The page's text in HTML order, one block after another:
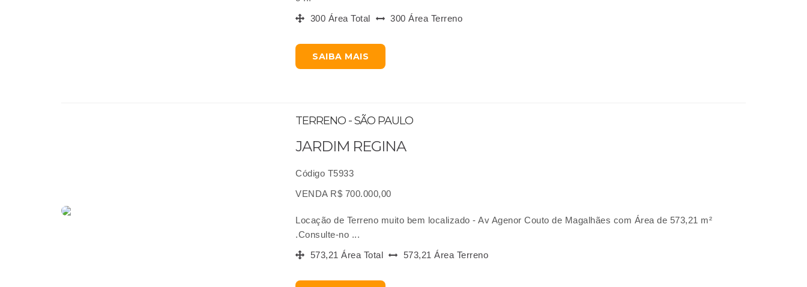
300 Área Total
300 Área Terreno
SAIBA MAIS
TERRENO - SÃO PAULO
JARDIM REGINA
Código T5933
VENDA R$ 700.000,00
Locação de Terreno muito bem localizado - Av Agenor Couto de Magalhães com Área de 573,21 m²
.Consulte-no ...
573,21 Área Total
573,21 Área Terreno